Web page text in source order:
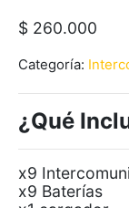
$ 260.000
Categoría:
¿Qué
x9
x9 Baterías